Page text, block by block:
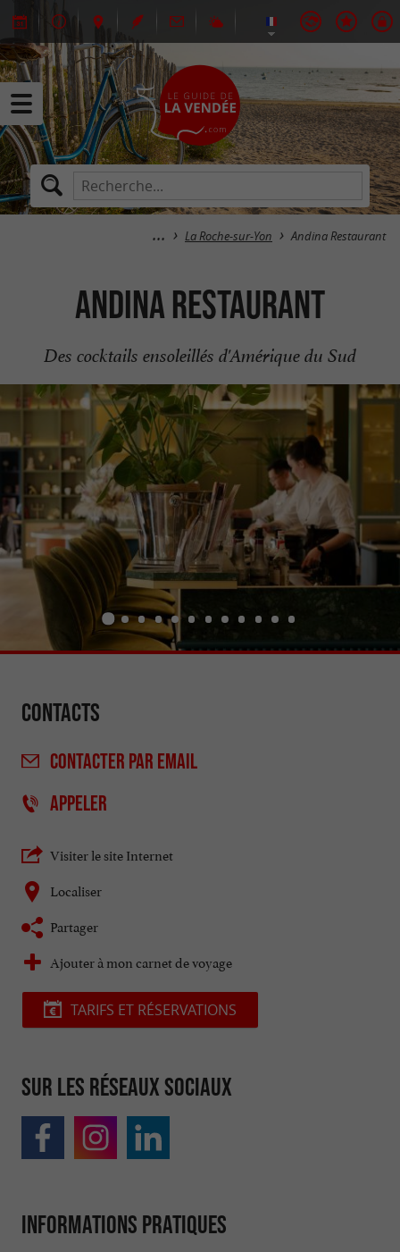
La Roche-sur-Yon Andina Restaurant
Andina Restaurant
Des cocktails ensoleillés d'Amérique du Sud
Contacts
CONTACTER PAR EMAIL
APPELER
Visiter le site Internet
Localiser
Partager
Ajouter à mon carnet de voyage
TARIFS ET RÉSERVATIONS
Sur les réseaux sociaux
Informations pratiques